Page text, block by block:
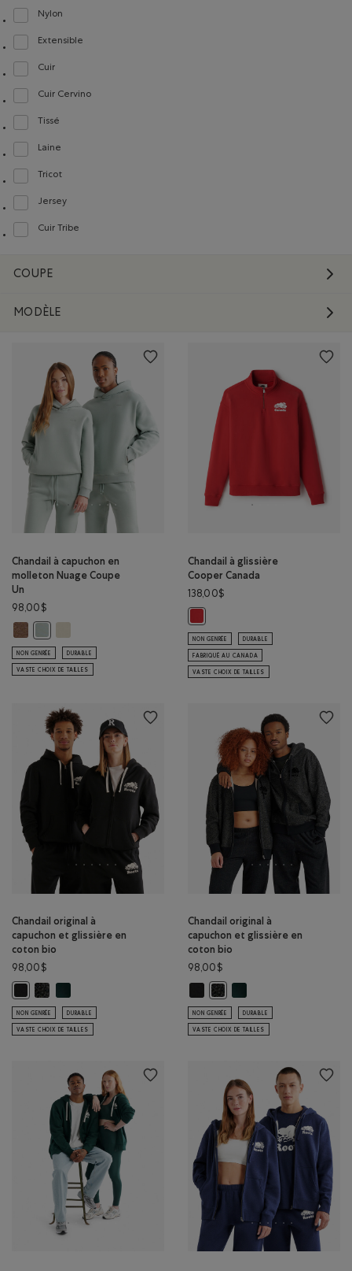
Nylon
Classer selon Composition : Nylon(Nylon)
Extensible
Classer selon Composition : Extensible(Stretch)
Cuir
Classer selon Composition : Cuir(Leather)
Cuir Cervino
Classer selon Composition : CuirCervino(CervinoLeather)
Tissé
Classer selon Composition : Tissé(Woven)
Laine
Classer selon Composition : Laine(Wool)
Tricot
Classer selon Composition : Tricot(Knit)
Jersey
Classer selon Composition : Jersey(Jersey)
Cuir Tribe
Classer selon Composition : CuirTribe(TribeLeather)
COUPE
MODÈLE
Chandail à capuchon en
molleton Nuage Coupe
Un
98,00$
Chandail à capuchon en molleton Nuage Coupe Un: MÉLANGE BOIS
Chandail à capuchon en molleton Nuage Coupe Un:
NON GENRÉE DURABLE
VASTE CHOIX DE TAILLES
Chandail à glissière
Cooper Canada
138,00$
NON GENRÉE DURABLE
FABRIQUÉ AU CANADA
VASTE CHOIX DE TAILLES
Chandail original à
capuchon et glissière en
coton bio
98,00$
Chandail original à capuchon et glissière en coton bio: NOIR Couleur
Chandail original à capuchon et glissière en coton bio: POIVRE
Chandail original à capuchon et glissière en coton bio: VARSITY
NON GENRÉE DURABLE
VASTE CHOIX DE TAILLES
Chandail original à
capuchon et glissière en
coton bio
98,00$
Chandail original à capuchon et
Chandail original à capuchon
NON GENRÉE DURABLE
VASTE CHOIX DE TAILLES